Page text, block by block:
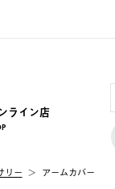
ライン店
リー アームカバー